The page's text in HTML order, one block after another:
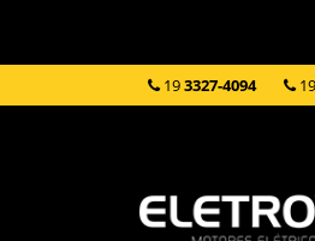
193327-4094 19